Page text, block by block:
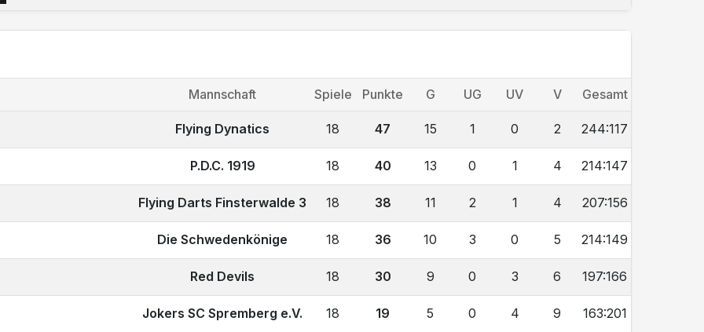
Mannschaft Spiele Punkte G UG UV V Gesamt
Flying Dynatics 18 47 15 1 0 2 244:117
P.D.C. 1919 18 40 13 0 1 4 214:147
Flying Darts Finsterwalde 3 18 38 11 2 1 4 207:156
Die Schwedenkönige 18 36 10 3 0 5 214:149
Red Devils 18 30 9 0 3 6 197:166
Jokers SC Spremberg e.V. 18 19 5 0 4 9 163:201